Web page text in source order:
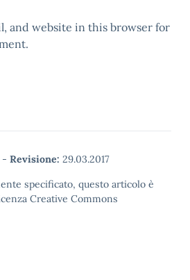
and website in this browser for
- Revisione: 29.03.2017
specificato, questo articolo è
Creative Commons